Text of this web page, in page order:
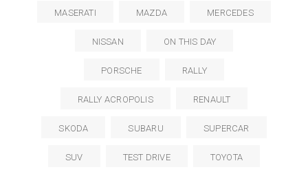
MASERATI MAZDA MERCEDES
NISSAN ON THIS DAY
PORSCHE RALLY
RALLY ACROPOLIS RENAULT
SKODA SUBARU SUPERCAR
SUV TEST DRIVE TOYOTA